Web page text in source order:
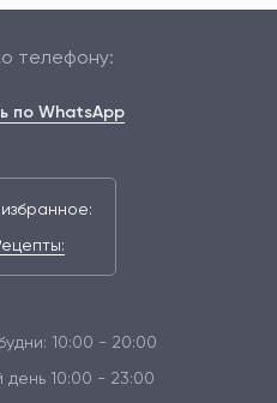
телефону:
по WhatsApp
10:00 - 20:00
день 10:00 - 23:00